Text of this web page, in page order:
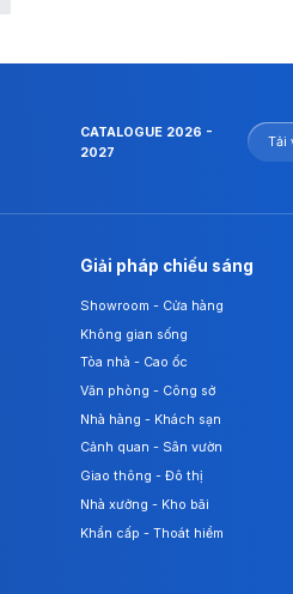
CATALOGUE 2026 -
2027
Tải
Giải pháp chiếu sáng
Showroom - Cửa hàng
Không gian sống
Tòa nhà - Cao ốc
Văn phòng - Công sở
Nhà hàng - Khách sạn
Cảnh quan - Sân vườn
Giao thông - Đô thị
Nhà xưởng - Kho bãi
Khẩn cấp - Thoát hiểm